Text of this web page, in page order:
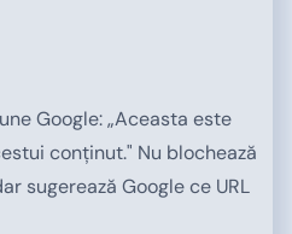
Google: „Aceasta este
conținut." Nu blochează
sugerează Google ce URL